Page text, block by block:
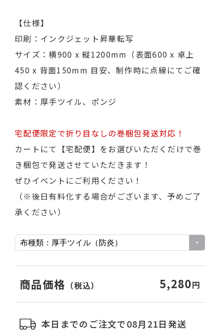
【仕様】
印刷：インクジェット昇華転写
サイズ：横900 x 縦1200mm（表面600 x 卓上
450 x 背面150mm 目安、制作時に点線にてご確
認ください）
素材：厚手ツイル、ポンジ
宅配便限定で折り目なしの巻梱包発送対応！
カートにて【宅配便】をお選びいただくだけで巻
き梱包で発送させていただきます！
ぜひイベントにご利用ください！
（※後日有料化する場合がございます、予めご了
承ください）
商品価格 （税込） 5,280円
本日までのご注文で08月21日発送